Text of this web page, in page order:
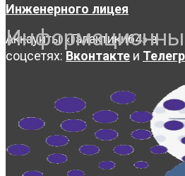
Инженерного лицея
Аккаунты «Галактики64» в
соцсетях: Вконтакте и